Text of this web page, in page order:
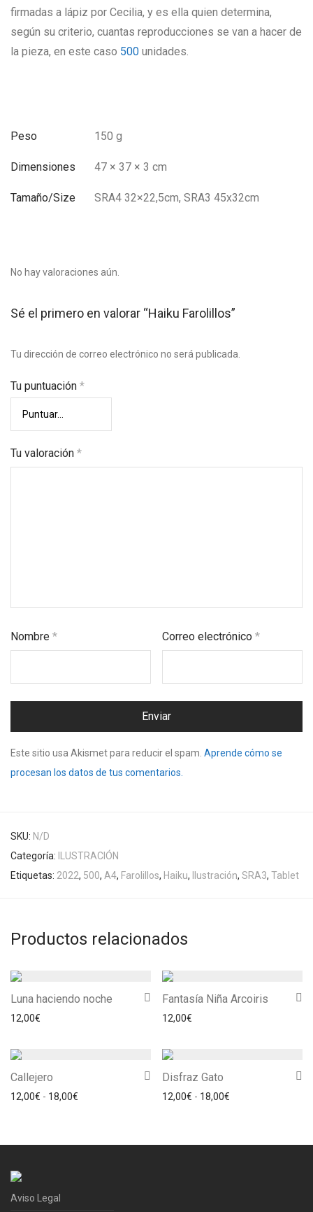
firmadas a lápiz por Cecilia, y es ella quien determina,
según su criterio, cuantas reproducciones se van a hacer de
la pieza, en este caso 500 unidades.
Peso 150 g
Dimensiones 47 × 37 × 3 cm
Tamaño/Size SRA4 32×22,5cm, SRA3 45x32cm
No hay valoraciones aún.
Sé el primero en valorar “Haiku Farolillos”
Tu dirección de correo electrónico no será publicada.
Tu puntuación *
Tu valoración *
Nombre * Correo electrónico*
Este sitio usa Akismet para reducir el spam. Aprende cómo se
procesan los datos de tus comentarios.
SKU: N/D
Categoría:
ILUSTRACIÓN
Etiquetas: 2022, 500, A4, Farolillos, Haiku, Ilustración, SRA3, Tablet
Productos relacionados
Luna haciendo noche
12,00€
Fantasía Niña Arcoiris
12,00€
Callejero
12,00€ - 18,00€ Rango de precios: desde 12,00€ hasta 18,00€
Disfraz Gato
12,00€ - 18,00€
Aviso Legal